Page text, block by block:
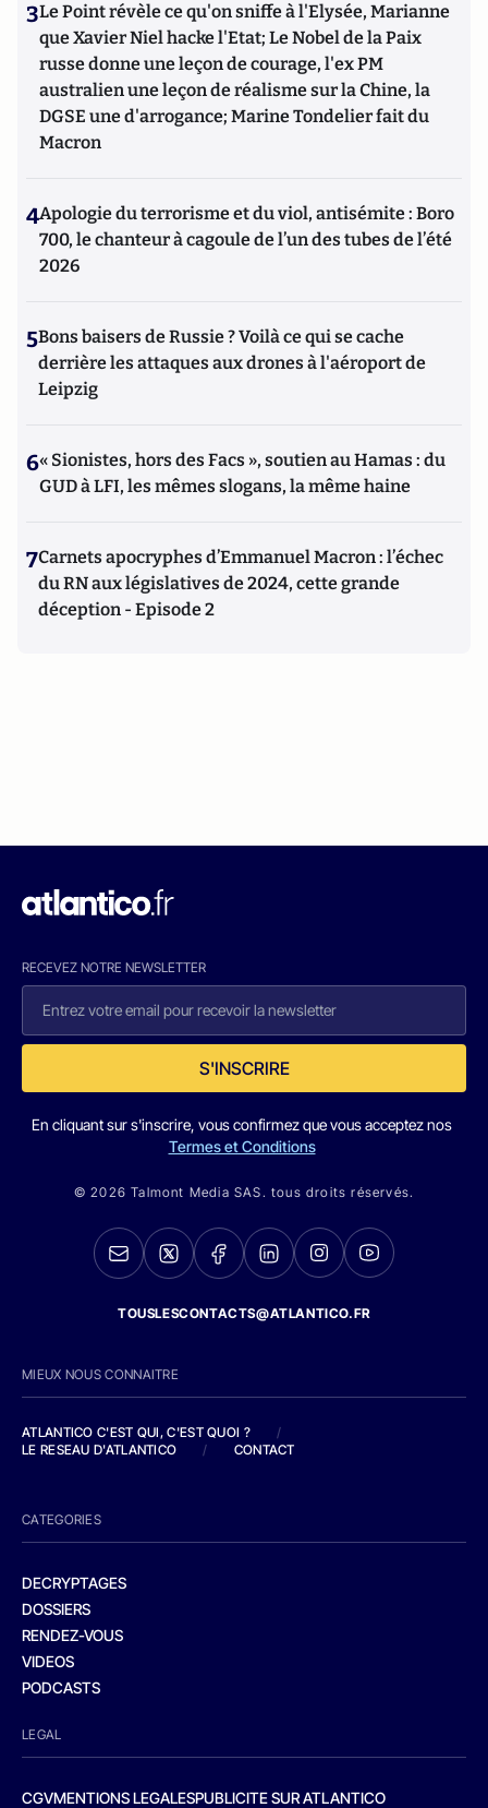
3Le Point révèle ce qu'on sniffe à l'Elysée, Marianne
que Xavier Niel hacke l'Etat; Le Nobel de la Paix
russe donne une leçon de courage, l'ex PM
australien une leçon de réalisme sur la Chine, la
DGSE une d'arrogance; Marine Tondelier fait du
Macron
4Apologie du terrorisme et du viol, antisémite : Boro
700, le chanteur à cagoule de l’un des tubes de l’été
2026
5Bons baisers de Russie ? Voilà ce qui se cache
derrière les attaques aux drones à l'aéroport de
Leipzig
6« Sionistes, hors des Facs », soutien au Hamas : du
GUD à LFI, les mêmes slogans, la même haine
7Carnets apocryphes d’Emmanuel Macron : l’échec
du RN aux législatives de 2024, cette grande
déception - Episode 2
RECEVEZ NOTRE NEWSLETTER
S'INSCRIRE
En cliquant sur s'inscrire, vous confirmez que vous acceptez nos
Termes et Conditions
© 2026 Talmont Media SAS. tous droits réservés.
TOUSLESCONTACTS@ATLANTICO.FR
MIEUX NOUS CONNAITRE
ATLANTICO C'EST QUI, C'EST QUOI ?
/
LE RESEAU D'ATLANTICO
/ CONTACT
CATEGORIES
DECRYPTAGES
DOSSIERS
RENDEZ-VOUS
VIDEOS
PODCASTS
LEGAL
CGVMENTIONS LEGALESPUBLICITE SUR ATLANTICO